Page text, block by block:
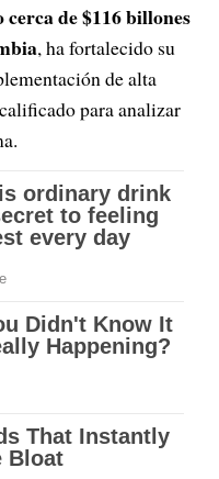
de $116 billones
, ha fortalecido su
de alta
para analizar